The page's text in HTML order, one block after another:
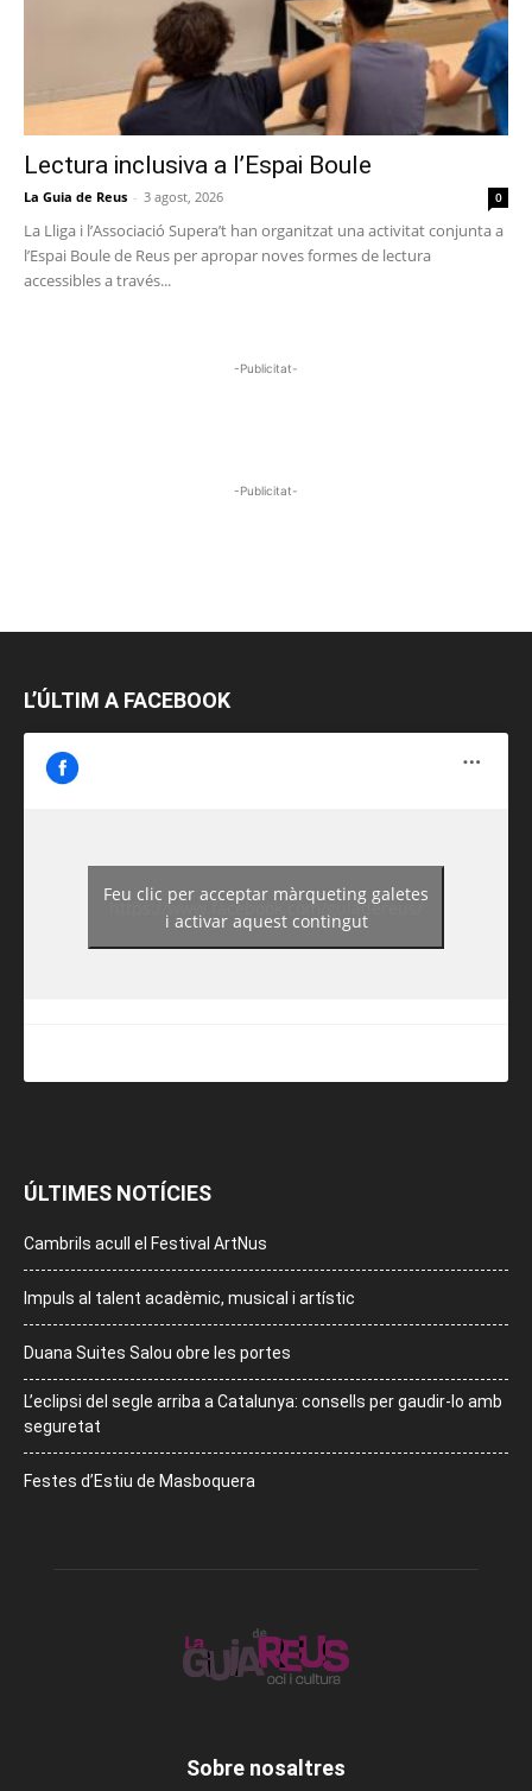
Lectura inclusiva a l’Espai Boule
La Guia de Reus - 3 agost, 2026 0
La Lliga i l’Associació Supera’t han organitzat una activitat conjunta a
l’Espai Boule de Reus per apropar noves formes de lectura
accessibles a través...
-Publicitat-
-Publicitat-
L’ÚLTIM A FACEBOOK
https://www.facebook.com/guiadereus/
Feu clic per acceptar màrqueting galetes
i activar aquest contingut
ÚLTIMES NOTÍCIES
Cambrils acull el Festival ArtNus
Impuls al talent acadèmic, musical i artístic
Duana Suites Salou obre les portes
L’eclipsi del segle arriba a Catalunya: consells per gaudir-lo amb
seguretat
Festes d’Estiu de Masboquera
Sobre nosaltres